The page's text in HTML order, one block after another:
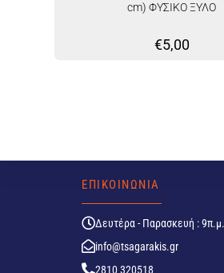
cm) ΦΥΣΙΚΟ ΞΥΛΟ
€5,00
ΕΠΙΚΟΙΝΩΝΙΑ
Δευτέρα - Παρασκευή :
info@tsagarakis.gr
2810 320518